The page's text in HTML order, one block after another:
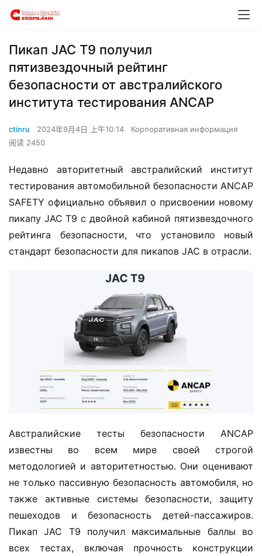
Пикап JAC T9 получил
пятизвездочный рейтинг
безопасности от австралийского
института тестирования ANCAP
ctinru 2024年9月4日 上午10:14
Корпоративная информация
阅读 2450
Недавно авторитетный австралийский институт
тестирования автомобильной безопасности ANCAP
SAFETY официально объявил о присвоении новому
пикапу JAC T9 с двойной кабиной пятизвездочного
рейтинга безопасности, что установило новый
стандарт безопасности для пикапов JAC в отрасли.
Австралийские тесты безопасности ANCAP
известны во всем мире своей строгой
методологией и авторитетностью. Они оценивают
не только пассивную безопасность автомобиля, но
также активные системы безопасности, защиту
пешеходов и безопасность детей-пассажиров.
Пикап JAC T9 получил максимальные баллы во
всех тестах, включая прочность конструкции